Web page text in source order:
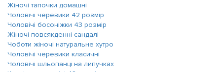
Жіночі тапочки домашні
Чоловічі черевики 42 розмір
Чоловічі босоніжки 43 розмір
Жіночі повсякденні сандалі
Чоботи жіночі натуральне хутро
Чоловічі черевики класичні
Чоловічі шльопанці на липучках